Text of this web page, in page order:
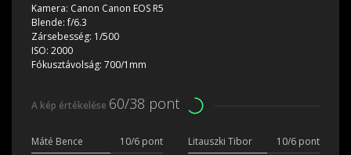
Kamera: Canon Canon EOS R5
Blende:f/6.3
Zársebesség: 1/500
ISO: 2000
Fókusztávolság: 700/1mm
A kép értékelése 60/38 pont
Máté Bence 10/6 pont Litauszki Tibor
10/6 pont